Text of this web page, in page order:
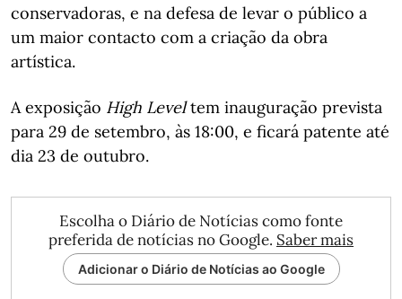
conservadoras, e na defesa de levar o público a
um maior contacto com a criação da obra
artística.
A exposição High Leveltem inauguração prevista
para 29 de setembro, às 18:00, e ficará patente até
dia 23 de outubro.
Escolha o Diário de Notícias como fonte
preferida de notícias no Google. Saber mais
Adicionar o Diário de Notícias ao Google